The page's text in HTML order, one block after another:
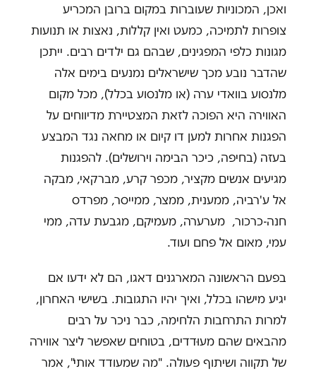
ואכן, המכוניות שעוברות במקום ברובן המכריע
צופרות לתמיכה, כמעט ואין קללות, נאצות או תנועות
מגונות כלפי המפגינים, שבהם גם ילדים רבים. ייתכן
שהדבר נובע מכך שישראלים נמנעים בימים אלה
מלנסוע בוואדי ערה (או מלנסוע בכלל), מכל מקום
האווירה היא הפוכה לזאת המצטיירת מדיווחים על
הפגנות אחרות למען דו קיום או מחאה נגד המבצע
בעזה (בחיפה, כיכר הבימה וירושלים). להפגנות
מגיעים אנשים מקציר, מכפר קרע, מברקאי, מבקה
אל ע'רביה, ממענית, ממצר, ממייסר, מפרדס
חנה-כרכור, מערערה, מעמיקם, מגבעת עדה, ממי
עמי, מאום אל פחם ועוד.
בפעם הראשונה המארגנים דאגו, הם לא ידעו אם
יגיע מישהו בכלל, ואיך יהיו התגובות. בשישי האחרון,
למרות התרחבות הלחימה, כבר ניכר על רבים
מהבאים שהם מעוּדדים, בטוחים שאפשר ליצר אווירה
של תקווה ושיתוף פעולה. "מה שמעודד אותי", אמר